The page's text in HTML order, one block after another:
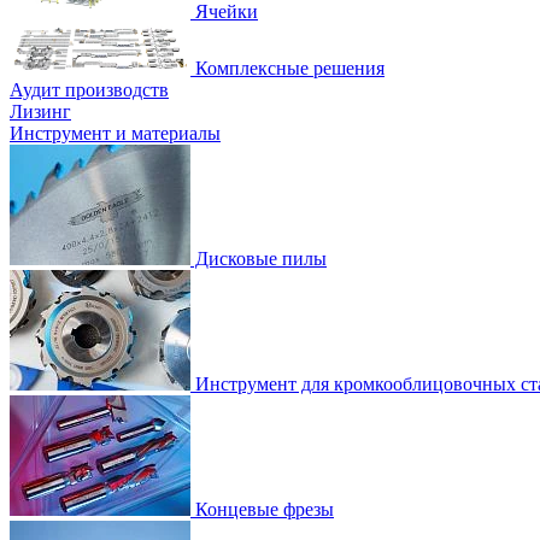
Ячейки
Комплексные решения
Аудит производств
Лизинг
Инструмент и материалы
Дисковые пилы
Инструмент для кромкооблицовочных
Концевые фрезы